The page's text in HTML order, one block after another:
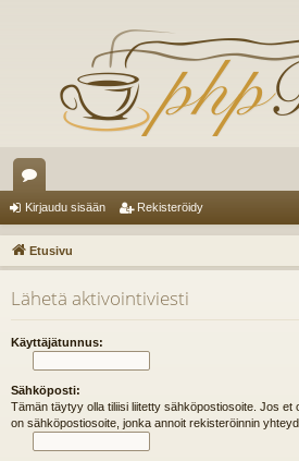
es
ku
st
el
ua
ee
Kirjaudu sisään Rekisteröidy
Etusivu
Lähetä aktivointiviesti
Käyttäjätunnus:
Sähköposti:
Tämän täytyy olla tiliisi liitetty sähköpostiosoite. Jos et
on sähköpostiosoite, jonka annoit rekisteröinnin